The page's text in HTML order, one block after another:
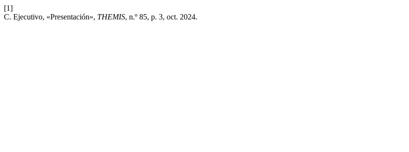
[1]
C. Ejecutivo, «Presentación», THEMIS, n.º 85, p. 3, oct. 2024.